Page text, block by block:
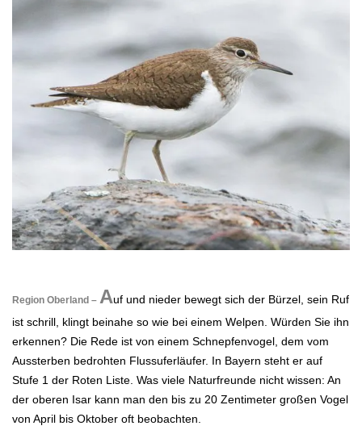
Region Oberland – Auf und nieder bewegt sich der Bürzel, sein Ruf
ist schrill, klingt beinahe so wie bei einem Welpen. Würden Sie ihn
erkennen? Die Rede ist von einem Schnepfenvogel, dem vom
Aussterben bedrohten Flussuferläufer. In Bayern steht er auf
Stufe 1 der Roten Liste. Was viele Naturfreunde nicht wissen: An
der oberen Isar kann man den bis zu 20 Zentimeter großen Vogel
von April bis Oktober oft beobachten.